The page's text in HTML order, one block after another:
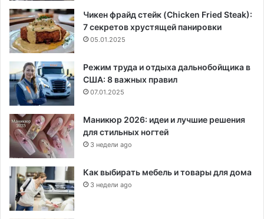
Чикен фрайд стейк (Chicken Fried Steak):
7 секретов хрустящей панировки
05.01.2025
Режим труда и отдыха дальнобойщика в
США: 8 важных правил
07.01.2025
Маникюр 2026: идеи и лучшие решения
для стильных ногтей
3 недели ago
Как выбирать мебель и товары для дома
3 недели ago